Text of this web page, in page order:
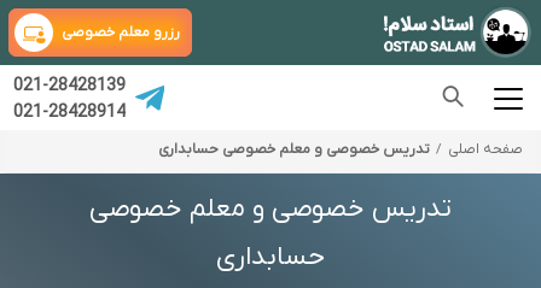
رزرو معلم خصوصی
021-28428139
021-28428914
صفحه اصلی تدریس خصوصی و معلم خصوصی حسابداری
تدریس خصوصی و معلم خصوصی
حسابداری